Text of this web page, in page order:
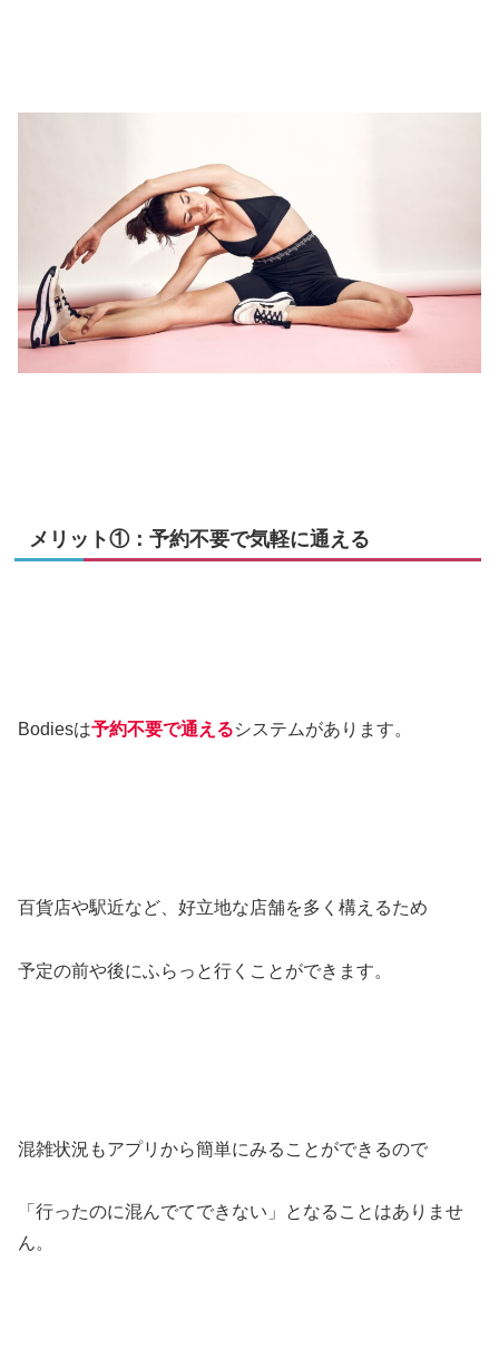
メリット①：予約不要で気軽に通える
Bodiesは予約不要で通えるシステムがあります。
百貨店や駅近など、好立地な店舗を多く構えるため
予定の前や後にふらっと行くことができます。
混雑状況もアプリから簡単にみることができるので
「行ったのに混んでてできない」となることはありませ
ん。